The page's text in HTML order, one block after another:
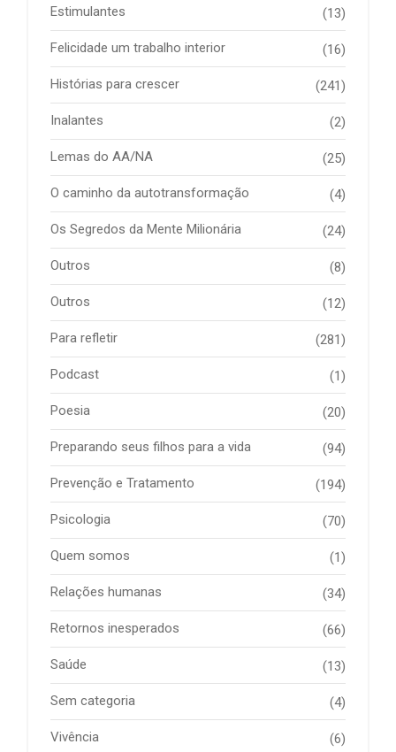
Estimulantes (13)
Felicidade um trabalho interior (16)
Histórias para crescer (241)
Inalantes (2)
Lemas do AA/NA (25)
O caminho da autotransformação (4)
Os Segredos da Mente Milionária (24)
Outros (8)
Outros (12)
Para refletir (281)
Podcast (1)
Poesia (20)
Preparando seus filhos para a vida (94)
Prevenção e Tratamento (194)
Psicologia (70)
Quem somos (1)
Relações humanas (34)
Retornos inesperados (66)
Saúde (13)
Sem categoria (4)
Vivência (6)